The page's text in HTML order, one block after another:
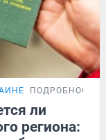
ПОДРОБНОСТИ
ли
региона: